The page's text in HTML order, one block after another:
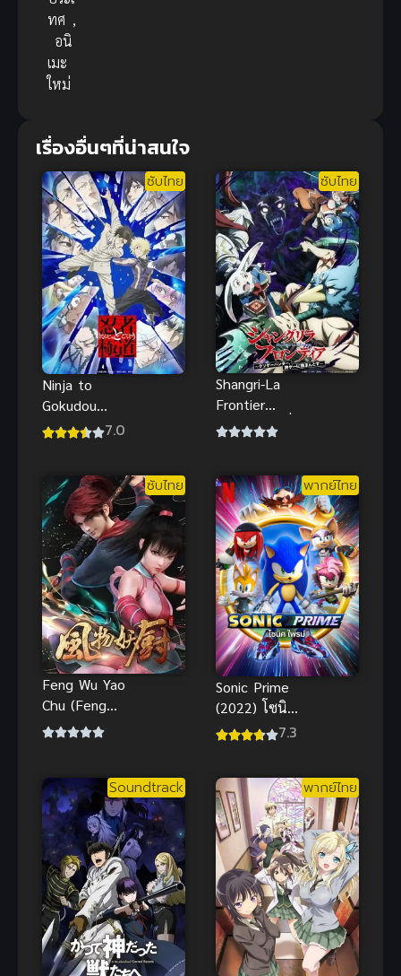
ทศ ,
อนิ
เมะ
ใหม่
เรื่องอื่นๆที่น่าสนใจ
ซับไทย
Ninja to
Gokudou
นินจา ปะทะ7.0
ซับไทย
Shangri-La
Frontier
Season 2 เมื่อ
เทพ ภาค 2
ซับไทย
Feng Wu Yao
Chu (Feng
wu Demon
พากย์ไทย
Sonic Prime
(2022) โซนิค
ไพรม์ พากย์7.3
Soundtrack พากย์ไทย